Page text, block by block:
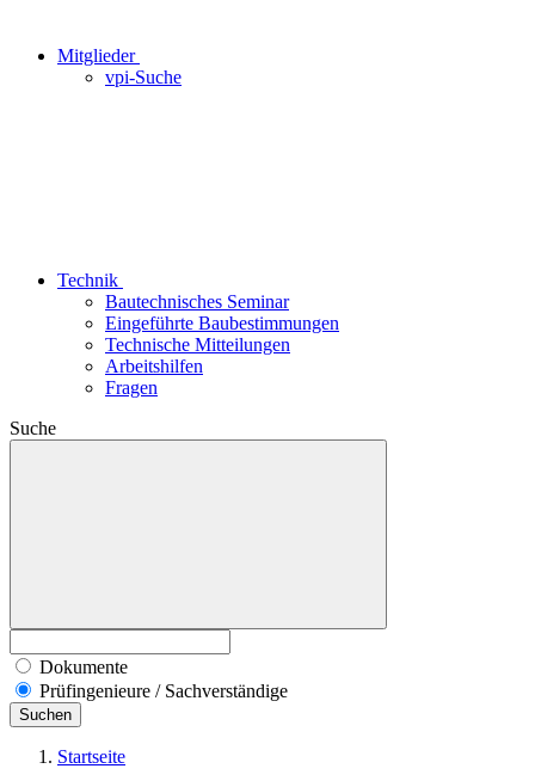
Mitglieder
vpi-Suche
Technik
Bautechnisches Seminar
Eingeführte Baubestimmungen
Technische Mitteilungen
Arbeitshilfen
Fragen
Suche
Dokumente
Prüfingenieure / Sachverständige
Suchen
Startseite